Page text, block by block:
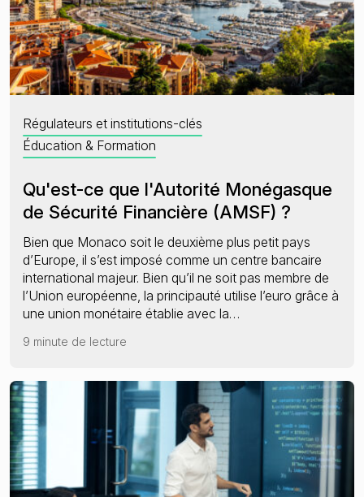
Régulateurs et institutions-clés
Éducation & Formation
Qu'est-ce que l'Autorité Monégasque
de Sécurité Financière (AMSF) ?
Bien que Monaco soit le deuxième plus petit pays
d’Europe, il s’est imposé comme un centre bancaire
international majeur. Bien qu’il ne soit pas membre de
l’Union européenne, la principauté utilise l’euro grâce à
une union monétaire établie avec la…
9 minute de lecture